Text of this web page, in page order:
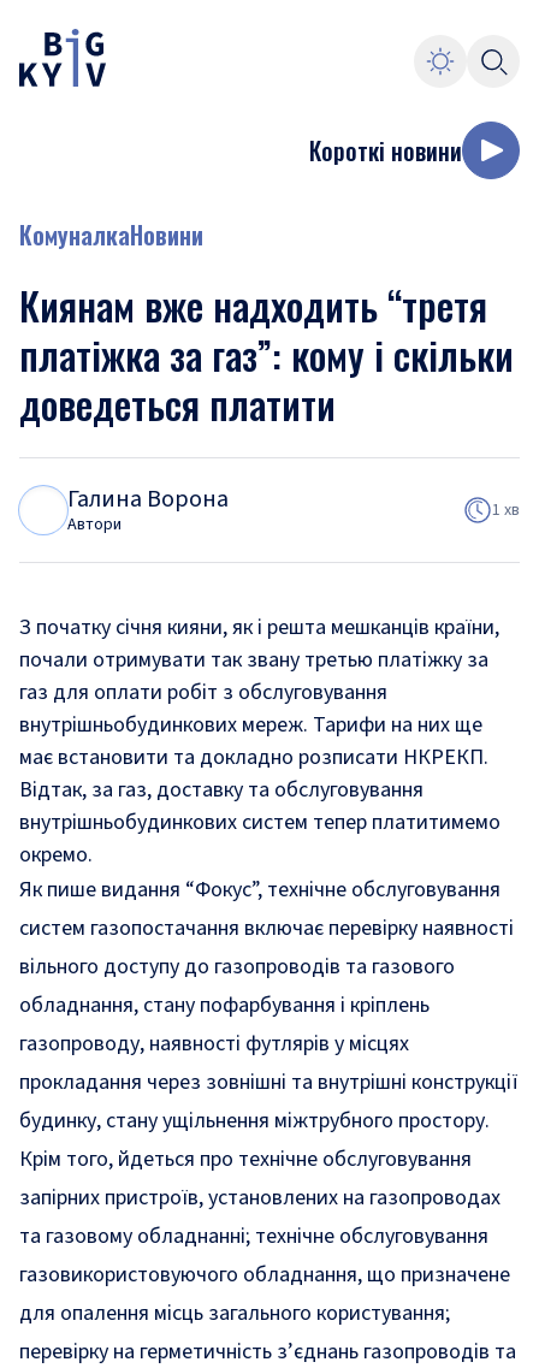
Короткі новини
КомуналкаНовини
Киянам вже надходить “третя
платіжка за газ”: кому і скільки
доведеться платити
Галина Ворона
Автори
1 хв
З початку січня кияни, як і решта мешканців країни,
почали отримувати так звану третью платіжку за
газ для оплати робіт з обслуговування
внутрішньобудинкових мереж. Тарифи на них ще
має встановити та докладно розписати НКРЕКП.
Відтак, за газ, доставку та обслуговування
внутрішньобудинкових систем тепер платитимемо
окремо.
Як пише видання “Фокус”, технічне обслуговування
систем газопостачання включає перевірку наявності
вільного доступу до газопроводів та газового
обладнання, стану пофарбування і кріплень
газопроводу, наявності футлярів у місцях
прокладання через зовнішні та внутрішні конструкції
будинку, стану ущільнення міжтрубного простору.
Крім того, йдеться про технічне обслуговування
запірних пристроїв, установлених на газопроводах
та газовому обладнанні; технічне обслуговування
газовикористовуючого обладнання, що призначене
для опалення місць загального користування;
перевірку на герметичність з’єднань газопроводів та